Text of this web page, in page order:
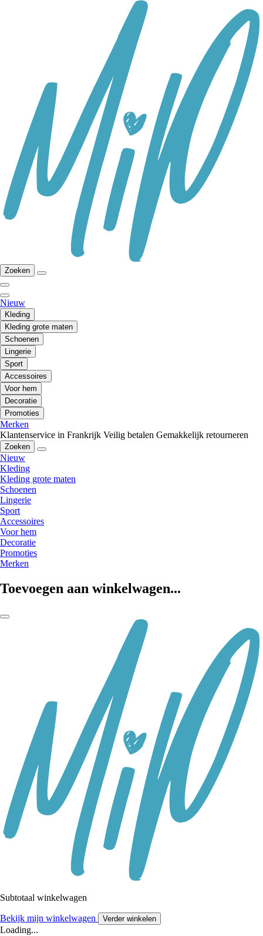
Zoeken
Nieuw
Kleding
Kleding grote maten
Schoenen
Lingerie
Sport
Accessoires
Voor hem
Decoratie
Promoties
Merken
Klantenservice in Frankrijk Veilig betalen Gemakkelijk retourneren
Zoeken
Nieuw
Kleding
Kleding grote maten
Schoenen
Lingerie
Sport
Accessoires
Voor hem
Decoratie
Promoties
Merken
Toevoegen aan winkelwagen...
Subtotaal winkelwagen
Bekijk mijn winkelwagen Verder winkelen
Loading...